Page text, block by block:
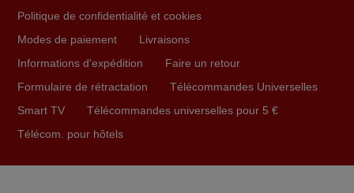
Politique de confidentialité et cookies
Modes de paiement
Livraisons
Informations d'expédition
Faire un retour
Formulaire de rétractation
Télécommandes Universelles
Smart TV
Télécommandes universelles pour 5 €
Télécom. pour hôtels